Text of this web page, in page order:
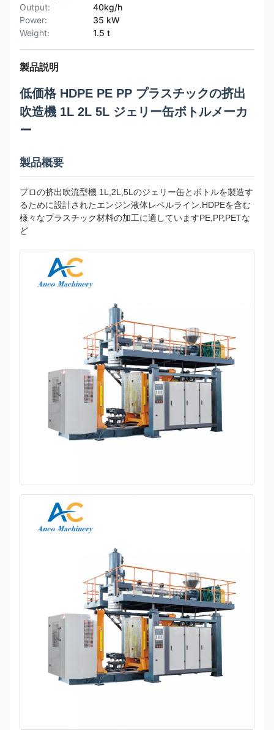
Output:
40kg/h
Power:
35 kW
Weight:
1.5 t
製品説明
低価格 HDPE PE PP プラスチックの挤出
吹造機 1L 2L 5L ジェリー缶ボトルメーカ
ー
製品概要
プロの挤出吹流型機 1L,2L,5Lのジェリー缶とボトルを製造す
るために設計されたエンジン液体レベルライン.HDPEを含む
様々なプラスチック材料の加工に適していますPE,PP,PETな
ど